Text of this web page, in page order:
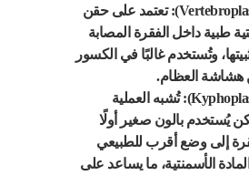
عملية (Vertebroplasty): تعتمد على حقن
طبية داخل الفقرة المصابة
وتُستخدم غالبًا في الكسور
هشاشة العظام.
عملية (Kyphoplasty): تُشبه العملية
يُستخدم بالون صغير أولًا
إلى وضع أقرب للطبيعي
الأسمنتية، ما يساعد على